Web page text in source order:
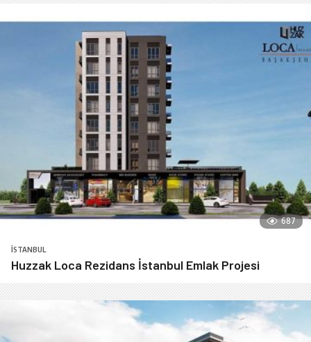
687
İSTANBUL
Huzzak Loca Rezidans İstanbul Emlak Projesi